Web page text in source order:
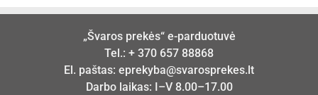
„Švaros prekės“ e-parduotuvė
Tel.: + 370 657 88868
El. paštas: eprekyba@svarosprekes.lt
Darbo laikas: I–V 8.00–17.00